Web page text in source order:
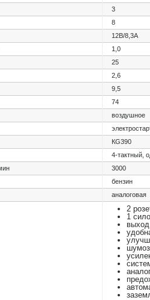
3
8
12В/8,3А
1,0
25
2,6
9,5
74
воздушное
КG390
4-тактный,
3000
бензин
аналоговая
2
1